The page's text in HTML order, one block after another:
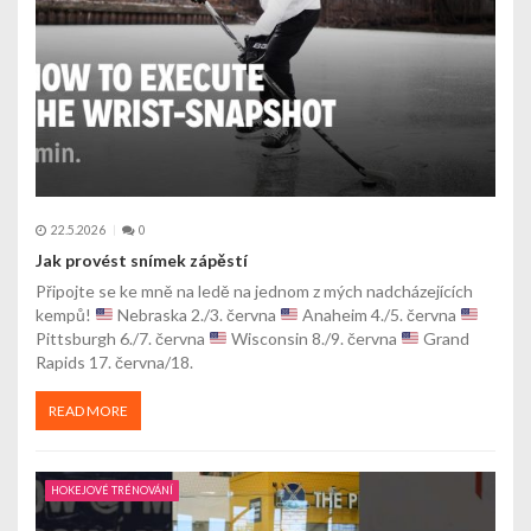
22.5.2026 0
Jak provést snímek zápěstí
Připojte se ke mně na ledě na jednom z mých nadcházejících
kempů!
Nebraska 2./3. června
Anaheim 4./5. června
Pittsburgh 6./7. června
Wisconsin 8./9. června
Grand
Rapids 17. června/18.
READ MORE
HOKEJOVÉ TRÉNOVÁNÍ